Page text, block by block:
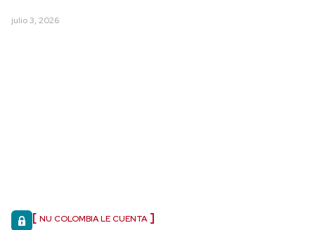
julio 3, 2026
NU COLOMBIA LE CUENTA